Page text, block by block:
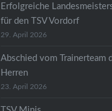
Erfolgreiche
für den TSV Vordorf
29. April 2026
Abschied vom Trainerteam
Herren
23. April 2026